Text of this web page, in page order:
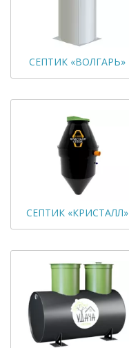
СЕПТИК «ВОЛГАРЬ»
СЕПТИК «КРИСТАЛЛ»